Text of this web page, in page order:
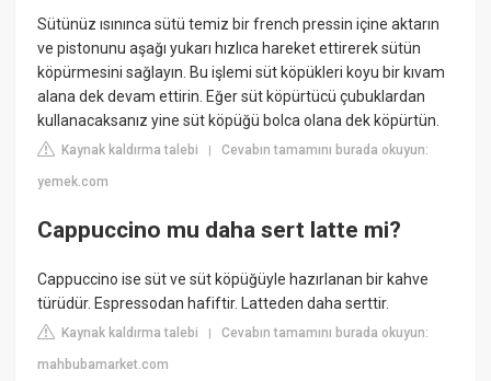
Sütünüz ısınınca sütü temiz bir french pressin içine aktarın
ve pistonunu aşağı yukarı hızlıca hareket ettirerek sütün
köpürmesini sağlayın. Bu işlemi süt köpükleri koyu bir kıvam
alana dek devam ettirin. Eğer süt köpürtücü çubuklardan
kullanacaksanız yine süt köpüğü bolca olana dek köpürtün.
Kaynak kaldırma talebi |Cevabın tamamını burada okuyun:
yemek.com
Cappuccino mu daha sert latte mi?
Cappuccino ise süt ve süt köpüğüyle hazırlanan bir kahve
türüdür. Espressodan hafiftir. Latteden daha serttir.
Kaynak kaldırma talebi |Cevabın tamamını burada okuyun:
mahbubamarket.com